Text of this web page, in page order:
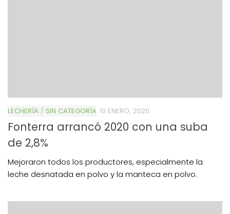
LECHERÍA / SIN CATEGORÍA 10 ENERO, 2020
Fonterra arrancó 2020 con una suba
de 2,8%
Mejoraron todos los productores, especialmente la
leche desnatada en polvo y la manteca en polvo.